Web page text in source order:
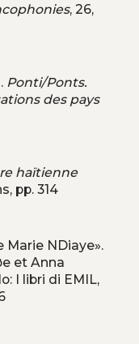
, 26,
Ponti/Ponts.
des pays
haïtienne
pp. 314
Marie NDiaye».
et Anna
I libri di EMIL,